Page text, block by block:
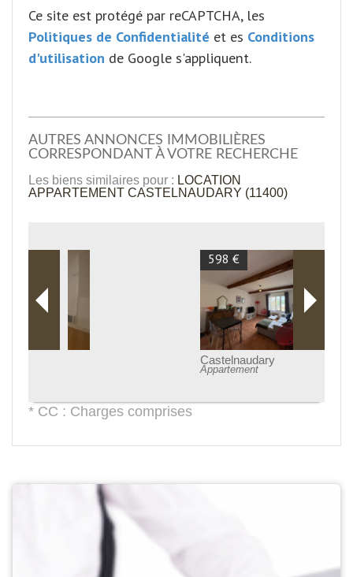
Ce site est protégé par reCAPTCHA, les
Politiques de Confidentialité et es Conditions
d'utilisation de Google s'appliquent.
AUTRES ANNONCES IMMOBILIÈRES
CORRESPONDANT À VOTRE RECHERCHE
Les biens similaires pour : LOCATION
APPARTEMENT CASTELNAUDARY (11400)
* CC : Charges comprises